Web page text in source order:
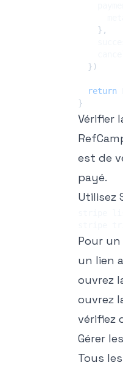
} ,
} )
return
}
Vérifier
est de
payé.
Utilisez
Pour
un lien
ouvrez
ouvrez
vérifiez
Gérer
Tous